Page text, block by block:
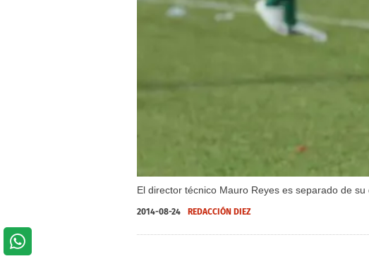
El director técnico Mauro Reyes es separado de su
2014-08-24 REDACCIÓN DIEZ